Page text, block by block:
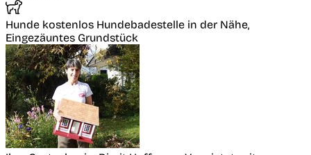
Hunde kostenlos Hundebadestelle in der Nähe,
Eingezäuntes Grundstück